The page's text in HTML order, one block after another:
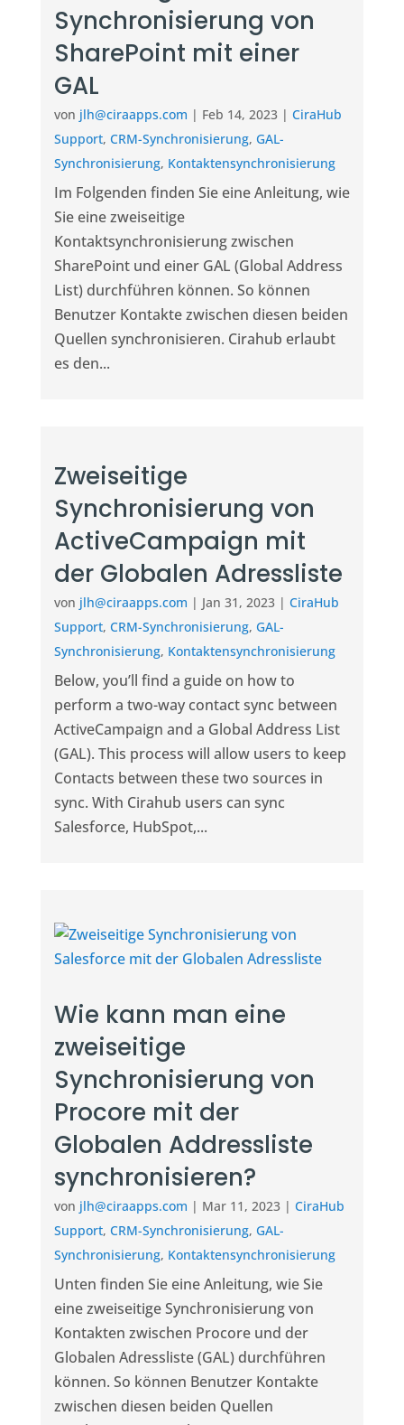
Synchronisierung von
SharePoint mit einer
GAL
von jlh@ciraapps.com | Feb 14, 2023| CiraHub
Support, CRM-Synchronisierung, GAL-
Synchronisierung, Kontaktensynchronisierung
Im Folgenden finden Sie eine Anleitung, wie
Sie eine zweiseitige
Kontaktsynchronisierung zwischen
SharePoint und einer GAL (Global Address
List) durchführen können. So können
Benutzer Kontakte zwischen diesen beiden
Quellen synchronisieren. Cirahub erlaubt
es den...
Zweiseitige
Synchronisierung von
ActiveCampaign mit
der Globalen Adressliste
von jlh@ciraapps.com | Jan 31, 2023| CiraHub
Support, CRM-Synchronisierung, GAL-
Synchronisierung, Kontaktensynchronisierung
Below, you’ll find a guide on how to
perform a two-way contact sync between
ActiveCampaign and a Global Address List
(GAL). This process will allow users to keep
Contacts between these two sources in
sync. With Cirahub users can sync
Salesforce, HubSpot,...
Wie kann man eine
zweiseitige
Synchronisierung von
Procore mit der
Globalen Addressliste
synchronisieren?
von jlh@ciraapps.com | Mar 11, 2023| CiraHub
Support, CRM-Synchronisierung, GAL-
Synchronisierung, Kontaktensynchronisierung
Unten finden Sie eine Anleitung, wie Sie
eine zweiseitige Synchronisierung von
Kontakten zwischen Procore und der
Globalen Adressliste (GAL) durchführen
können. So können Benutzer Kontakte
zwischen diesen beiden Quellen